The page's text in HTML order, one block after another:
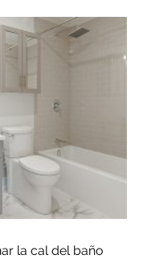
la cal del baño